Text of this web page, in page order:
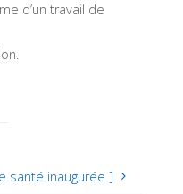
d’un travail de
santé inaugurée ]